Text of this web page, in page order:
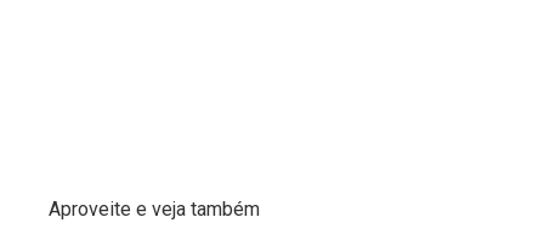
Aproveite e veja também